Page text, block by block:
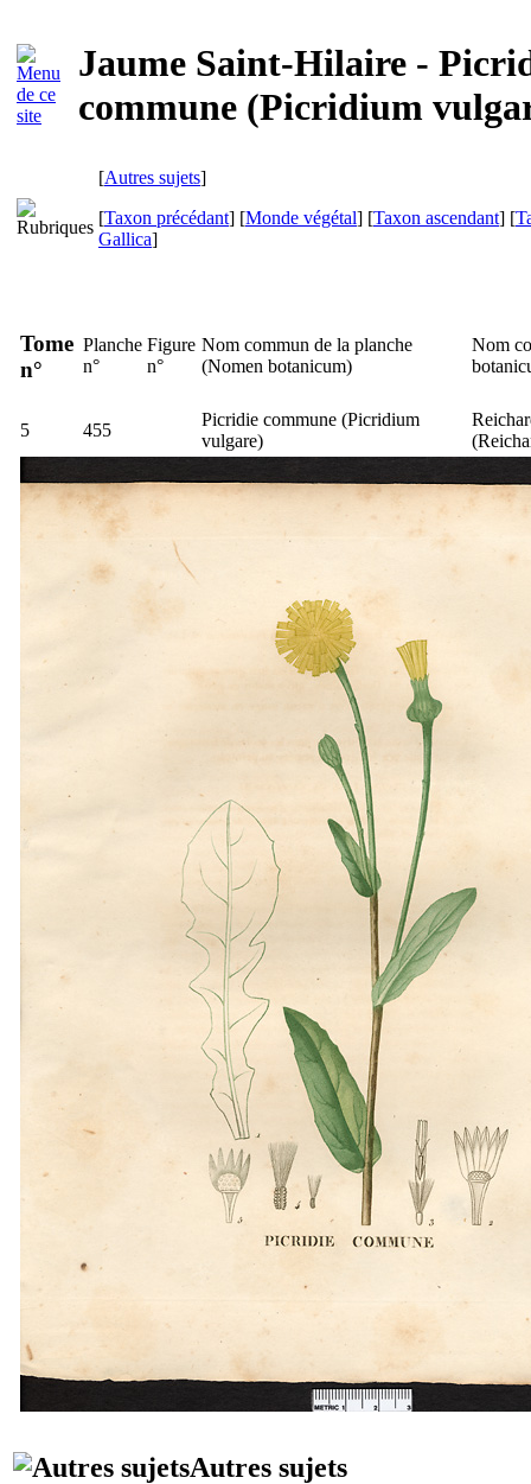
Jaume Saint-Hilaire -
commune (Picridium
[Autres sujets]
[Taxon précédant] [Monde végétal] [Taxon ascendant] [
Gallica]
Tome
n°
Planche
n°
Figure
n°
Nom commun de la planche
(Nomen botanicum)
Nom
5 455
Picridie commune (Picridium
vulgare)
(
Autres sujets